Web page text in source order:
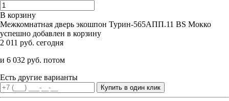
В корзину
Межкомнатная дверь экошпон Турин-565АПП.11 BS Мокко
успешно добавлен в корзину
2 011 руб. сегодня
и 6 032 руб. потом
Есть другие варианты